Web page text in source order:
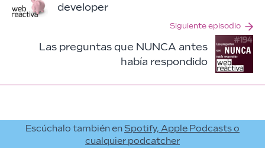
developer
Siguiente episodio
Las preguntas que NUNCA antes
había respondido
Escúchalo también en Spotify, Apple Podcasts o
cualquier podcatcher